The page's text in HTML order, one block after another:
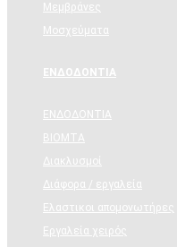
Μεμβράνες
Μοσχεύματα
ΕΝΔΟΔΟΝΤΙΑ
ΕΝΔΟΔΟΝΤΙΑ
BIOMTA
Διακλυσμοί
Διάφορα / εργαλεία
Ελαστικοι απομονωτήρες
Εργαλεία χειρός